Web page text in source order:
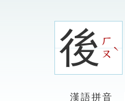
後ㄏ
ㄡ
ˋ
漢語拼音